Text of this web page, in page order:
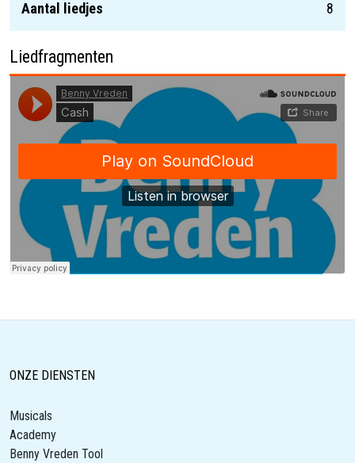
Aantal liedjes 8
Liedfragmenten
ONZE DIENSTEN
Musicals
Academy
Benny Vreden Tool